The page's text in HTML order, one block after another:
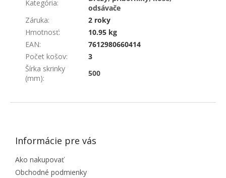
Kategória:
odsávače
Záruka:
2 roky
Hmotnosť:
10.95 kg
EAN:
7612980660414
Počet košov:
3
Šírka skrinky
(mm):
500
ZÁPÄTIE
Informácie pre vás
Ako nakupovať
Obchodné podmienky